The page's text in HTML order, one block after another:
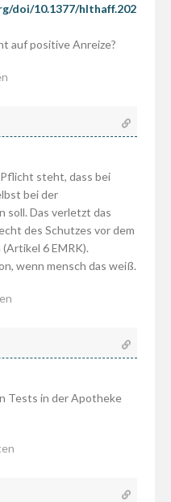
doi/10.1377/hlthaff.202
auf positive Anreize?
steht, dass bei
bei der
soll. Das verletzt das
des Schutzes vor dem
6 EMRK).
wenn mensch das weiß.
Tests in der Apotheke